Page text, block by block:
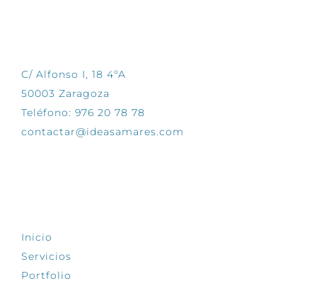
C/ Alfonso I, 18 4ºA
50003 Zaragoza
Teléfono: 976 20 78 78
contactar@ideasamares.com
Inicio
Servicios
Portfolio